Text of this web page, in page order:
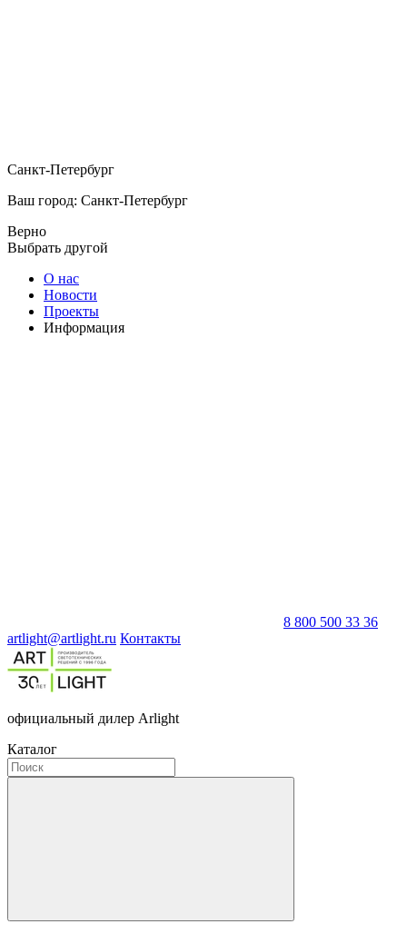
Санкт-Петербург
Ваш город: Санкт-Петербург
Верно
Выбрать другой
О нас
Новости
Проекты
Информация
8 800 500 33 36
artlight@artlight.ru Контакты
официальный дилер Arlight
Каталог